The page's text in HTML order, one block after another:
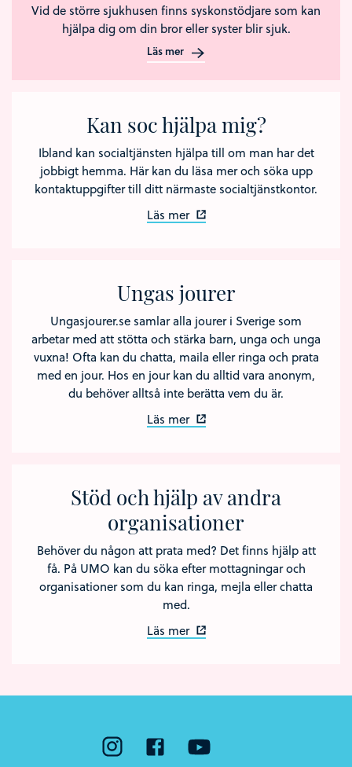
Vid de större sjukhusen finns syskonstödjare som kan
hjälpa dig om din bror eller syster blir sjuk.
Läs mer
Kan soc hjälpa mig?
Ibland kan socialtjänsten hjälpa till om man har det
jobbigt hemma. Här kan du läsa mer och söka upp
kontaktuppgifter till ditt närmaste socialtjänstkontor.
Läs mer
Ungas jourer
Ungasjourer.se samlar alla jourer i Sverige som
arbetar med att stötta och stärka barn, unga och unga
vuxna! Ofta kan du chatta, maila eller ringa och prata
med en jour. Hos en jour kan du alltid vara anonym,
du behöver alltså inte berätta vem du är.
Läs mer
Stöd och hjälp av andra
organisationer
Behöver du någon att prata med? Det finns hjälp att
få. På UMO kan du söka efter mottagningar och
organisationer som du kan ringa, mejla eller chatta
med.
Läs mer